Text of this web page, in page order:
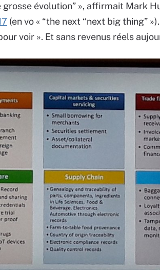
évolution” », affirmait Mark
(en vo « “the next “next big thing”
voir ». Et sans revenus réels